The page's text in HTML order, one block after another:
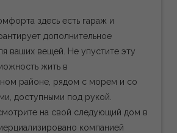
здесь есть гараж и
дополнительное
ваших вещей. Не упустите эту
жить в
районе, рядом с морем и со
доступными под рукой.
на свой следующий дом в
компанией